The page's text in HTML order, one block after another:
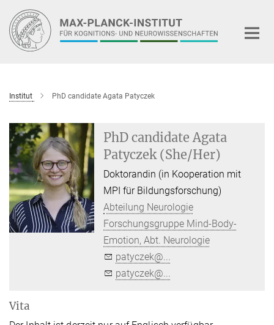
Hauptinhalt
Institut PhD candidate Agata Patyczek
PhD candidate Agata
Patyczek (She/Her)
Doktorandin (in Kooperation mit
MPI für Bildungsforschung)
Abteilung Neurologie
Forschungsgruppe Mind-Body-
Emotion, Abt. Neurologie
patyczek@...
patyczek@...
Vita